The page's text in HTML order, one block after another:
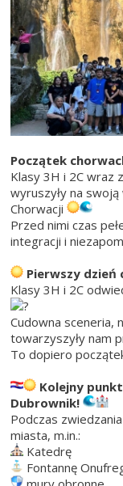
Początek
Klasy 3H i 2C wraz
wyruszyły na
Chorwacji
Przed nimi czas
integracji i
Pierwszy dzień
Klasy 3H i 2C
Cudowna sceneria,
towarzyszyły nam
To dopiero
Kolejny
Dubrownik!
Podczas
miasta, m.in.:
Katedrę
Fontannę